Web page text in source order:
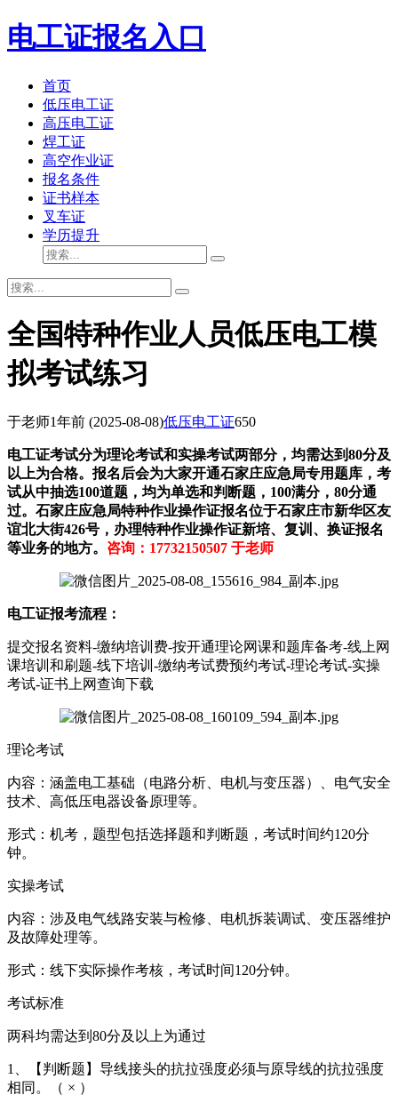
电工证报名入口
首页
低压电工证
高压电工证
焊工证
高空作业证
报名条件
证书样本
叉车证
学历提升
全国特种作业人员低压电工模
拟考试练习
于老师1年前 (2025-08-08)低压电工证650
电工证考试分为‌理论考试和实操考试‌两部分，均需达到80分及
以上为合格。报名后会为大家开通石家庄应急局专用题库，考
试从中抽选100道题，均为单选和判断题，100满分，80分通
过。 石家庄应急局特种作业操作证报名位于石家庄市新华区友
谊北大街426号，办理特种作业操作证新培、复训、换证报名
等业务的地方。 咨询：17732150507 于老师
电工证报考流程：
提交报名资料-缴纳培训费-按开通理论网课和题库备考-线上网
课培训和刷题-线下培训-缴纳考试费预约考试-理论考试-实操
考试-证书上网查询下载
理论考试
‌内容‌：涵盖电工基础（电路分析、电机与变压器）、电气安全
技术、高低压电器设备原理等。 ‌
‌形式‌：机考，题型包括选择题和判断题，考试时间约120分
钟。 ‌
实操考试
‌内容‌：涉及电气线路安装与检修、电机拆装调试、变压器维护
及故障处理等。 ‌
‌形式‌：线下实际操作考核，考试时间120分钟。 ‌
考试标准
两科均需达到80分及以上为通过
1、【判断题】导线接头的抗拉强度必须与原导线的抗拉强度
相同。（ × ）